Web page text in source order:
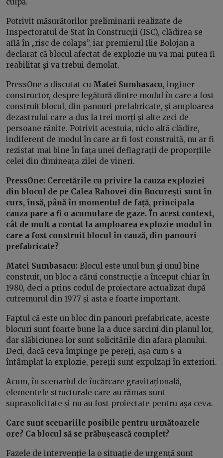
Potrivit măsurătorilor preliminarii realizate de
Inspectoratul de Stat în Construcții (ISC), clădirea se
află în „risc de colaps”, iar premierul Ilie Bolojan a
declarat că blocul afectat de explozie nu va mai putea fi
reabilitat și va trebui demolat.
PressOne a discutat cu Matei Sumbasacu, inginer
constructor, despre legătură dintre modul în care a fost
construit blocul, din panouri prefabricate, și amploarea
dezastrului care a dus la trei morți și alte zeci de
persoane rănite. Potrivit acestuia, nicio altă clădire,
indiferent de modul în care ar fi fost construită, nu ar fi
rezistat mai bine în fața unei deflagrații de proporțiile
celei din dimineața zilei de vineri.
PressOne: Cercetările cu privire la cauza exploziei
din blocul de pe Calea Rahovei din București sunt în
curs, însă, până în momentul de față, principala
cauza pare a fi o acumulare de gaze. În acest context,
cât de mult a contat la amploarea explozie modul în
care a fost construit blocul în cauză, din panouri
prefabricate?
Matei Sumbasacu: Blocul este unul bun și unul bine
construit, un bloc a cărui construcție a început chiar în
1980, deci a prins codul de proiectare actualizat după
cutremurul din 1977 și asta e foarte important.
Faptul că este un bloc din panouri prefabricate, aceste
blocuri sunt foarte bune la a duce sarcini din planul lor,
dar slăbiciunea lor sunt solicitările din afara planului.
Deci, dacă ceva împinge pe pereți, așa cum s-a
întâmplat la explozie, pereții sunt expulzați în exteriori.
Acum, în scenariul de încărcare gravitațională,
elementele structurale care au rămas sunt
suprasolicitate și nu au fost proiectate pentru așa ceva.
Care sunt scenariile posibile pentru următoarele
ore? Ca blocul să se prăbușească complet?
Fazele de intervenție la o situație de urgență sunt